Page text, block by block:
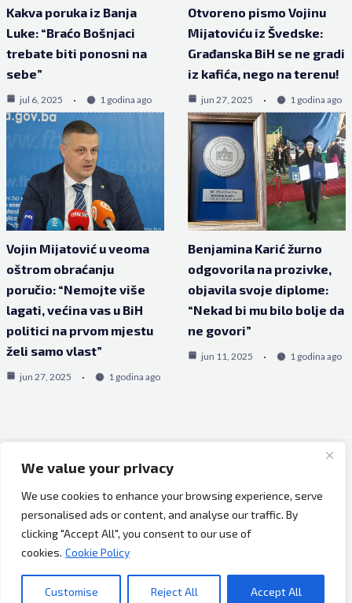
We value your privacy
We use cookies to enhance your browsing experience, serve
personalised ads or content, and analyse our traffic. By
clicking "Accept All", you consent to our use of
cookies. Cookie Policy
Customise Reject All Accept All
Kakva poruka iz Banja
Luke: “Braćo Bošnjaci
trebate biti ponosni na
sebe”
jul 6, 2025 1 godina ago
Otvoreno pismo Vojinu
Mijatoviću iz Švedske:
Građanska BiH se ne gradi
iz kafića, nego na terenu!
jun 27, 2025 1 godina ago
Vojin Mijatović u veoma
oštrom obraćanju
poručio: “Nemojte više
lagati, većina vas u BiH
politici na prvom mjestu
želi samo vlast”
jun 27, 2025 1 godina ago
Benjamina Karić žurno
odgovorila na prozivke,
objavila svoje diplome:
“Nekad bi mu bilo bolje da
ne govori”
jun 11, 2025 1 godina ago
Copyright © 2026 Bh Dijaspora.
O nama
Marketing
Uslovi korištenja